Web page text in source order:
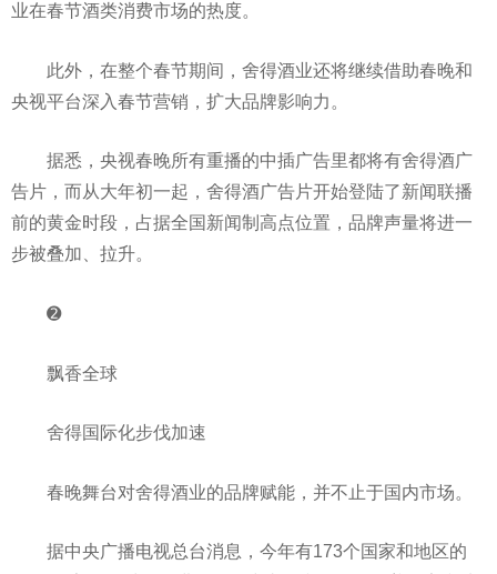
业在春节酒类消费市场的热度。
此外，在整个春节期间，舍得酒业还将继续借助春晚和
央视平台深入春节营销，扩大品牌影响力。
据悉，央视春晚所有重播的中插广告里都将有舍得酒广
告片，而从大年初一起，舍得酒广告片开始登陆了新闻联播
前的黄金时段，占据全国新闻制高点位置，品牌声量将进一
步被叠加、拉升。
➋
飘香全球
舍得国际化步伐加速
春晚舞台对舍得酒业的品牌赋能，并不止于国内市场。
据中央广播电视总台消息，今年有173个国家和地区的